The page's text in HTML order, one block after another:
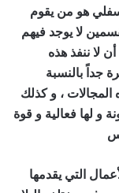
هو من يقوم
لا يوجد فيهم
لا ننفذ هذه
جداً بالنسبة
، و كذلك
و لها فعالية و قوة
التي يقدمها